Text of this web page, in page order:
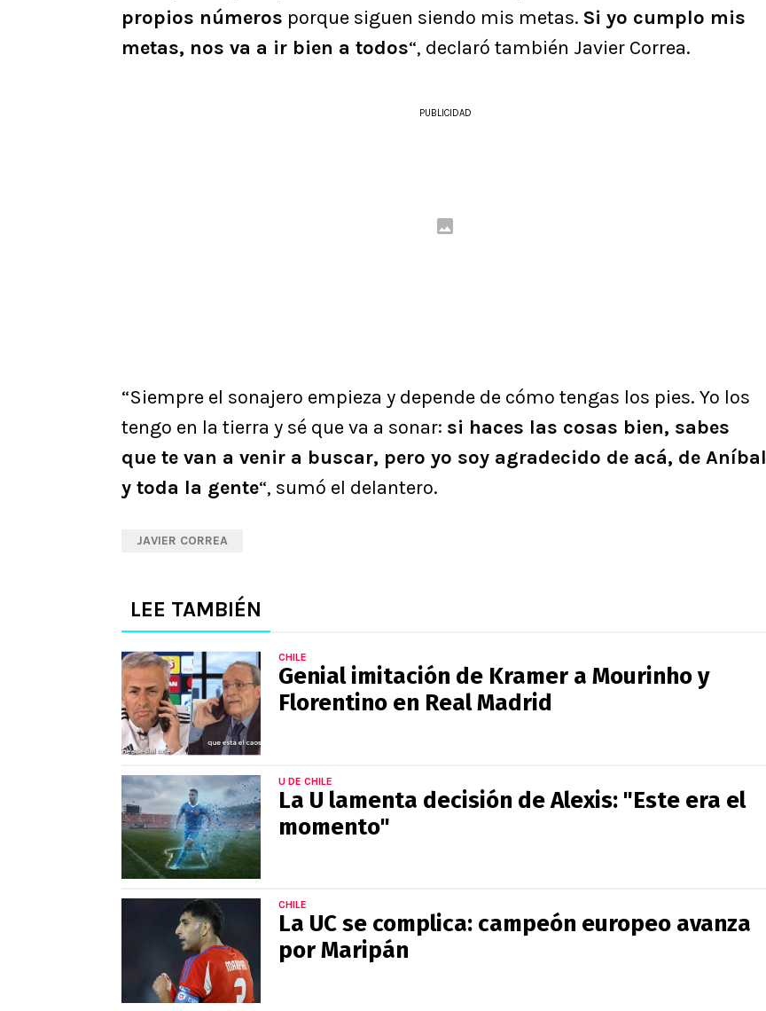
propios números porque siguen siendo mis metas. Si yo cumplo mis
metas, nos va a ir bien a todos“, declaró también Javier Correa.
PUBLICIDAD
“Siempre el sonajero empieza y depende de cómo tengas los pies. Yo los
tengo en la tierra y sé que va a sonar: si haces las cosas bien, sabes
que te van a venir a buscar, pero yo soy agradecido de acá, de Aníbal
y toda la gente“, sumó el delantero.
JAVIER CORREA
LEE TAMBIÉN
CHILE
Genial imitación de Kramer a Mourinho y
Florentino en Real Madrid
U DE CHILE
La U lamenta decisión de Alexis: "Este era el
momento"
CHILE
La UC se complica: campeón europeo avanza
por Maripán